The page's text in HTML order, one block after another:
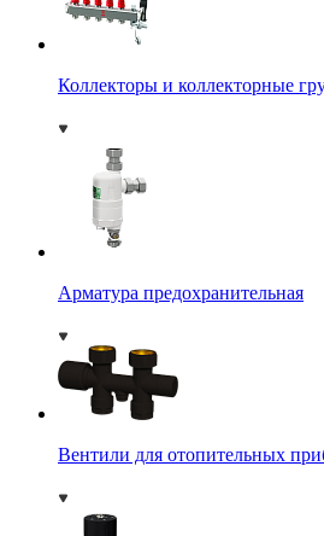
Коллекторы и коллекторные
Арматура предохранительная
Вентили для отопительных